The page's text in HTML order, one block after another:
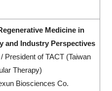
Medicine in
and Industry Perspectives
President of TACT (Taiwan
Therapy)
Biosciences Co.